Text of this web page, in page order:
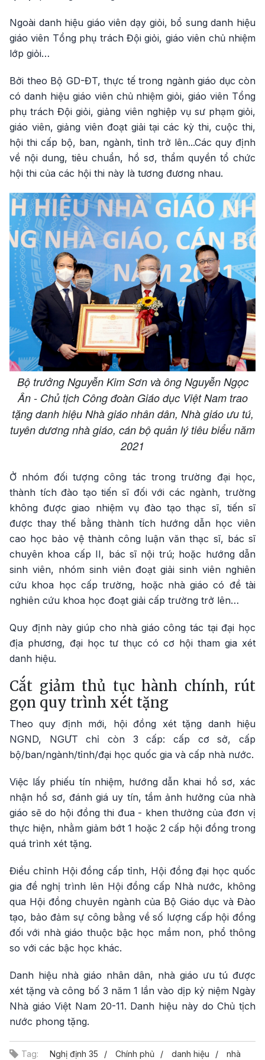
Ngoài danh hiệu giáo viên dạy giỏi, bổ sung danh hiệu
giáo viên Tổng phụ trách Đội giỏi, giáo viên chủ nhiệm
lớp giỏi…
Bởi theo Bộ GD-ĐT, thực tế trong ngành giáo dục còn
có danh hiệu giáo viên chủ nhiệm giỏi, giáo viên Tổng
phụ trách Đội giỏi, giảng viên nghiệp vụ sư phạm giỏi,
giáo viên, giảng viên đoạt giải tại các kỳ thi, cuộc thi,
hội thi cấp bộ, ban, ngành, tỉnh trở lên...Các quy định
về nội dung, tiêu chuẩn, hồ sơ, thẩm quyền tổ chức
hội thi của các hội thi này là tương đương nhau.
Bộ trưởng Nguyễn Kim Sơn và ông Nguyễn Ngọc
Ân - Chủ tịch Công đoàn Giáo dục Việt Nam trao
tặng danh hiệu Nhà giáo nhân dân, Nhà giáo ưu tú,
tuyên dương nhà giáo, cán bộ quản lý tiêu biểu năm
2021
Ở nhóm đối tượng công tác trong trường đại học,
thành tích đào tạo tiến sĩ đối với các ngành, trường
không được giao nhiệm vụ đào tạo thạc sĩ, tiến sĩ
được thay thế bằng thành tích hướng dẫn học viên
cao học bảo vệ thành công luận văn thạc sĩ, bác sĩ
chuyên khoa cấp II, bác sĩ nội trú; hoặc hướng dẫn
sinh viên, nhóm sinh viên đoạt giải sinh viên nghiên
cứu khoa học cấp trường, hoặc nhà giáo có đề tài
nghiên cứu khoa học đoạt giải cấp trường trở lên…
Quy định này giúp cho nhà giáo công tác tại đại học
địa phương, đại học tư thục có cơ hội tham gia xét
danh hiệu.
Cắt giảm thủ tục hành chính, rút
gọn quy trình xét tặng
Theo quy định mới, hội đồng xét tặng danh hiệu
NGND, NGƯT chỉ còn 3 cấp: cấp cơ sở, cấp
bộ/ban/ngành/tỉnh/đại học quốc gia và cấp nhà nước.
Việc lấy phiếu tín nhiệm, hướng dẫn khai hồ sơ, xác
nhận hồ sơ, đánh giá uy tín, tầm ảnh hưởng của nhà
giáo sẽ do hội đồng thi đua - khen thưởng của đơn vị
thực hiện, nhằm giảm bớt 1 hoặc 2 cấp hội đồng trong
quá trình xét tặng.
Điều chỉnh Hội đồng cấp tỉnh, Hội đồng đại học quốc
gia đề nghị trình lên Hội đồng cấp Nhà nước, không
qua Hội đồng chuyên ngành của Bộ Giáo dục và Đào
tạo, bảo đảm sự công bằng về số lượng cấp hội đồng
đối với nhà giáo thuộc bậc học mầm non, phổ thông
so với các bậc học khác.
Danh hiệu nhà giáo nhân dân, nhà giáo ưu tú được
xét tặng và công bố 3 năm 1 lần vào dịp kỷ niệm Ngày
Nhà giáo Việt Nam 20-11. Danh hiệu này do Chủ tịch
nước phong tặng.
Tag: Nghị định 35 Chính phủ danh hiệu
nhà